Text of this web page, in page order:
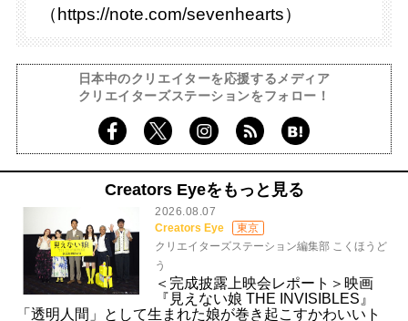
（https://note.com/sevenhearts）
日本中のクリエイターを応援するメディア
クリエイターズステーションをフォロー！
Creators Eyeをもっと見る
2026.08.07
Creators Eye
東京
クリエイターズステーション編集部 こくほうど
う
＜完成披露上映会レポート＞映画
『見えない娘 THE INVISIBLES』
「透明人間」として生まれた娘が巻き起こすかわいいト